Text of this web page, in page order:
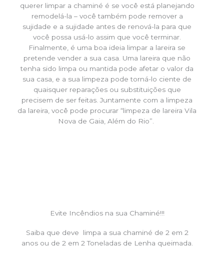
querer limpar a chaminé é se você está planejando
remodelá-la – você também pode remover a
sujidade e a sujidade antes de renová-la para que
você possa usá-lo assim que você terminar.
Finalmente, é uma boa ideia limpar a lareira se
pretende vender a sua casa. Uma lareira que não
tenha sido limpa ou mantida pode afetar o valor da
sua casa, e a sua limpeza pode torná-lo ciente de
quaisquer reparações ou substituições que
precisem de ser feitas. Juntamente com a limpeza
da lareira, você pode procurar “limpeza de lareira Vila
Nova de Gaia, Além do Rio”.
Evite Incêndios na sua Chaminé!!!
Saiba que deve limpa a sua chaminé de 2 em 2
anos ou de 2 em 2 Toneladas de Lenha queimada.